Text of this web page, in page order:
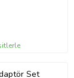
Set